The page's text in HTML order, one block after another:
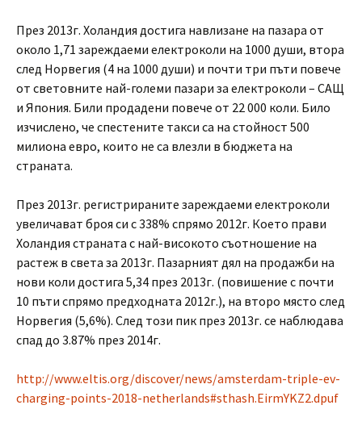
През 2013г. Холандия достига навлизане на пазара от
около 1,71 зареждаеми електроколи на 1000 души, втора
след Норвегия (4 на 1000 души) и почти три пъти повече
от световните най-големи пазари за електроколи – САЩ
и Япония. Били продадени повече от 22 000 коли. Било
изчислено, че спестените такси са на стойност 500
милиона евро, които не са влезли в бюджета на
страната.
През 2013г. регистрираните зареждаеми електроколи
увеличават броя си с 338% спрямо 2012г. Което прави
Холандия страната с най-високото съотношение на
растеж в света за 2013г. Пазарният дял на продажби на
нови коли достига 5,34 през 2013г. (повишение с почти
10 пъти спрямо предходната 2012г.), на второ място след
Норвегия (5,6%). След този пик през 2013г. се наблюдава
спад до 3.87% през 2014г.
http://www.eltis.org/discover/news/amsterdam-triple-ev-
charging-points-2018-netherlands#sthash.EirmYKZ2.dpuf